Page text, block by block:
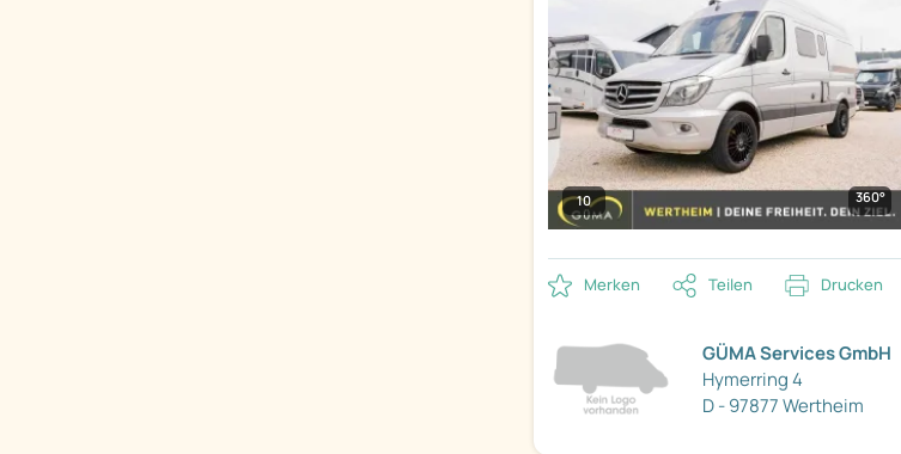
10 360°
Merken Teilen Drucken
GÜMA Services GmbH
Hymerring 4
D - 97877 Wertheim